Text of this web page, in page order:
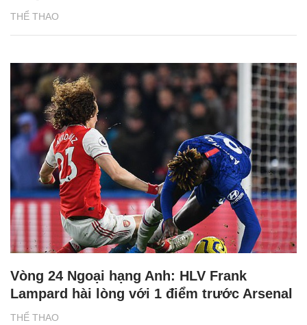
THỂ THAO
THỂ THAO
Vòng 24 Ngoại hạng Anh: HLV Frank
Lampard hài lòng với 1 điểm trước Arsenal